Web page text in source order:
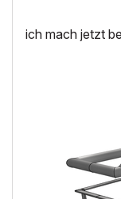
ich mach jetzt